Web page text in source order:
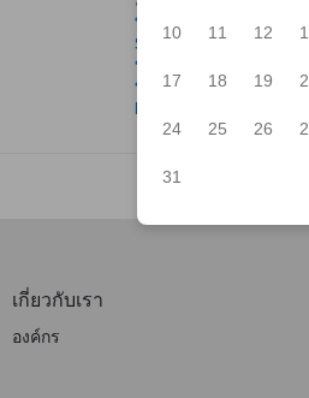
10 11 12
17 18 19
24 25 26
31
พิพิธภัณฑ์ญี่ปุ่นอุคิโยเอะ
Shirahone Onsen
บ่อน้ำพุสาธารณะชิราโฮเน
ที่ราบสูงโนริคุระ
Mt. Norikura
เกี่ยวกับเรา
องค์กร